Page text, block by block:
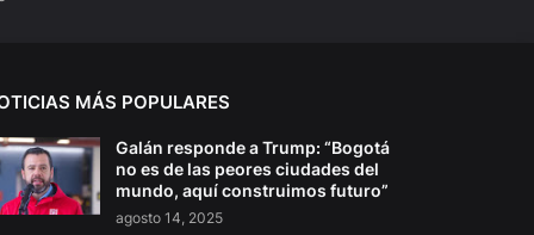
MÁS POPULARES
Galán responde a Trump: “Bogotá
no es de las peores ciudades del
mundo, aquí construimos futuro”
agosto 14, 2025